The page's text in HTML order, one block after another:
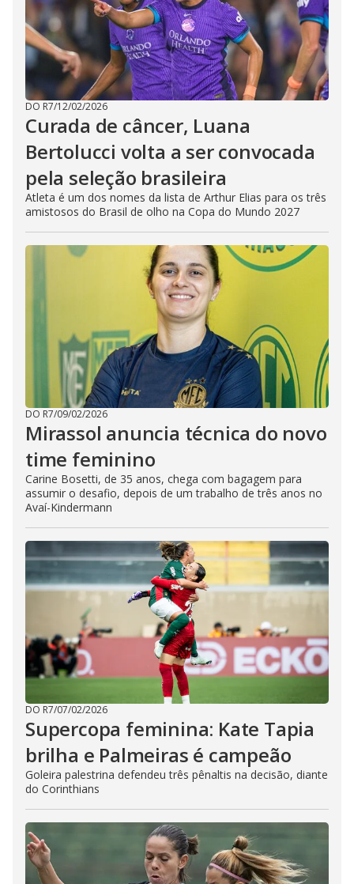
DO R7/12/02/2026
Curada de câncer, Luana
Bertolucci volta a ser convocada
pela seleção brasileira
Atleta é um dos nomes da lista de Arthur Elias para os três
amistosos do Brasil de olho na Copa do Mundo 2027
DO R7/09/02/2026
Mirassol anuncia técnica do novo
time feminino
Carine Bosetti, de 35 anos, chega com bagagem para
assumir o desafio, depois de um trabalho de três anos no
Avaí-Kindermann
DO R7/07/02/2026
Supercopa feminina: Kate Tapia
brilha e Palmeiras é campeão
Goleira palestrina defendeu três pênaltis na decisão, diante
do Corinthians